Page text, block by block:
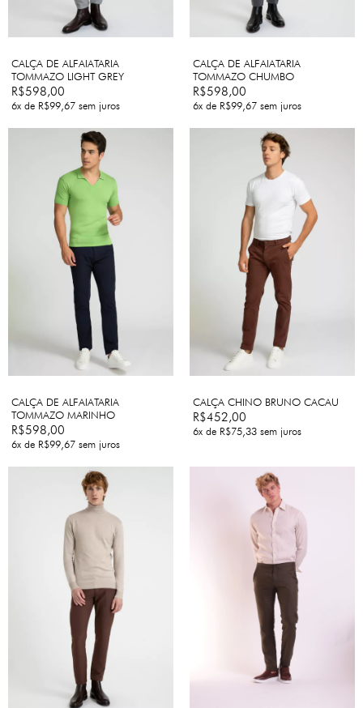
CALÇA DE ALFAIATARIA
TOMMAZO LIGHT GREY
R$598,00
6x de R$99,67 sem juros
CALÇA DE ALFAIATARIA
TOMMAZO CHUMBO
R$598,00
6x de R$99,67 sem juros
CALÇA DE ALFAIATARIA
TOMMAZO MARINHO
R$598,00
6x de R$99,67 sem juros
CALÇA CHINO BRUNO CACAU
R$452,00
6x de R$75,33 sem juros